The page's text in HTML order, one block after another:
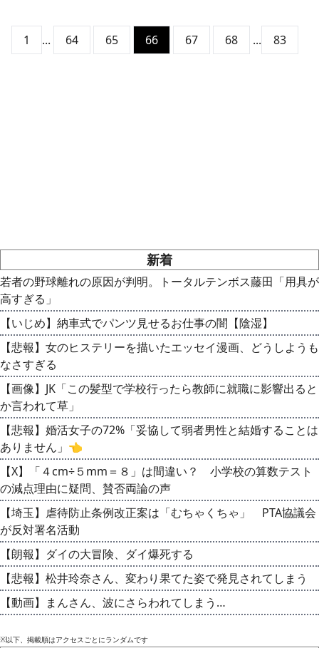
1 ... 64 65 66 67 68 ... 83
新着
若者の野球離れの原因が判明。トータルテンボス藤田「用具が
高すぎる」
【いじめ】納車式でパンツ見せるお仕事の闇【陰湿】
【悲報】女のヒステリーを描いたエッセイ漫画、どうしようも
なさすぎる
【画像】JK「この髪型で学校行ったら教師に就職に影響出ると
か言われて草」
【悲報】婚活女子の72%「妥協して弱者男性と結婚することは
ありません」👈
【X】「４cm÷５mm＝８」は間違い？ 小学校の算数テスト
の減点理由に疑問、賛否両論の声
【埼玉】虐待防止条例改正案は「むちゃくちゃ」 PTA協議会
が反対署名活動
【朗報】ダイの大冒険、ダイ爆死する
【悲報】松井玲奈さん、変わり果てた姿で発見されてしまう
【動画】まんさん、波にさらわれてしまう…
※以下、掲載順はアクセスごとにランダムです